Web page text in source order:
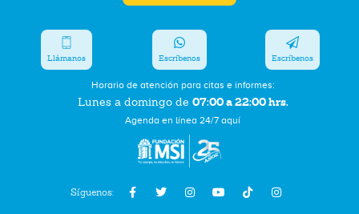
Síguenos:
Horario de atención para citas e informes:
Lunes a domingo de 07:00 a 22:00 hrs.
Agenda en línea 24/7 aquí
Llámanos Escríbenos Escríbenos